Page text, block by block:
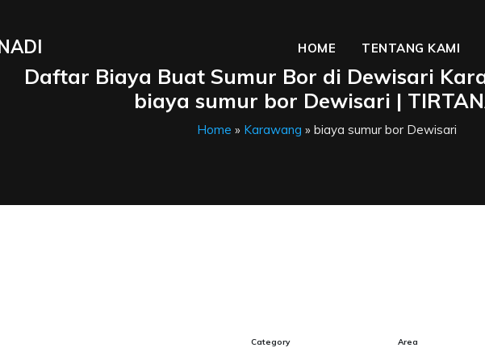
HOME TENTANG KAMI
Daftar Biaya Buat Sumur Bor di Dewisari
biaya sumur bor Dewisari |
Home » Karawang » biaya sumur bor Dewisari
Category Area